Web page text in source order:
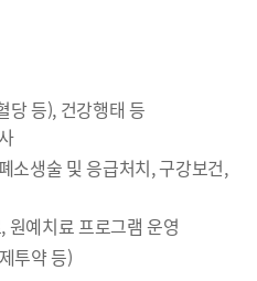
당 등), 건강행태 등
소생술 및 응급처치, 구강보건,
원예치료 프로그램 운영
투약 등)